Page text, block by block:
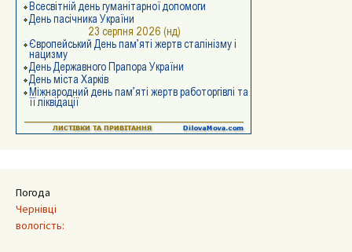
Погода
Чернівці
вологість: